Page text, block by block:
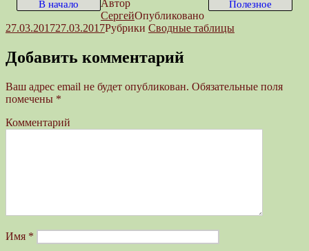
В начало Полезное
Автор
СергейОпубликовано
27.03.201727.03.2017Рубрики Сводные таблицы
Добавить комментарий
Ваш адрес email не будет опубликован. Обязательные поля
помечены *
Комментарий
Имя *